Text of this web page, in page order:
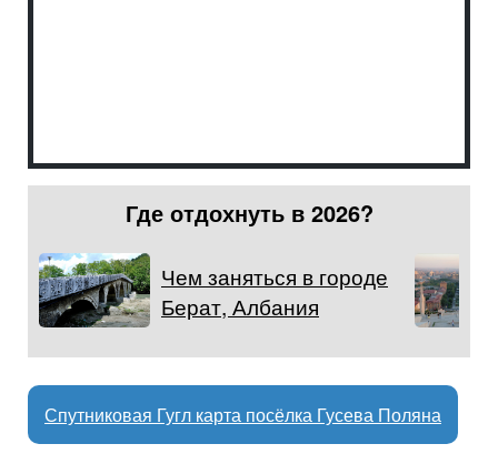
Где отдохнуть в 2026?
Чем заняться в городе
Берат, Албания
Спутниковая Гугл карта посёлка Гусева Поляна